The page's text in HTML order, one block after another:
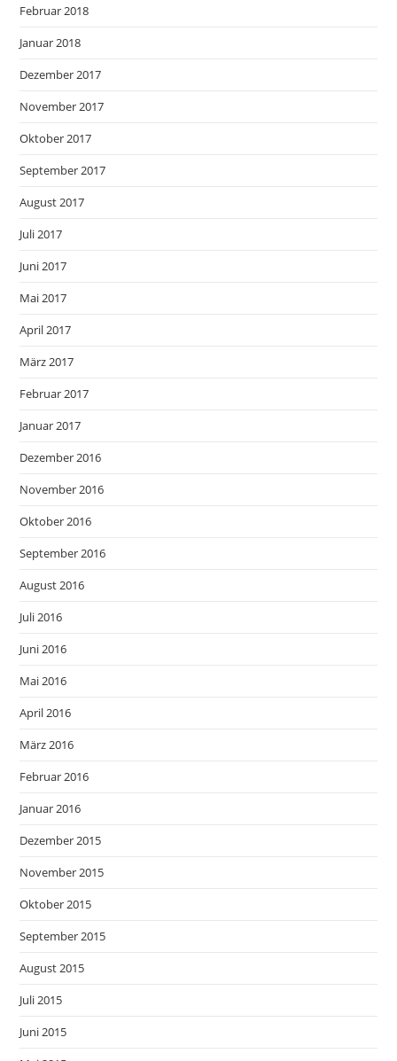
Februar 2018
Januar 2018
Dezember 2017
November 2017
Oktober 2017
September 2017
August 2017
Juli 2017
Juni 2017
Mai 2017
April 2017
März 2017
Februar 2017
Januar 2017
Dezember 2016
November 2016
Oktober 2016
September 2016
August 2016
Juli 2016
Juni 2016
Mai 2016
April 2016
März 2016
Februar 2016
Januar 2016
Dezember 2015
November 2015
Oktober 2015
September 2015
August 2015
Juli 2015
Juni 2015